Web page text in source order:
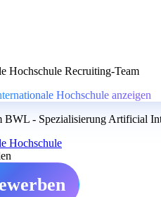
Hochschule Recruiting-Team
Hochschule anzeigen
BWL - Spezialisierung Artificial
Hochschule